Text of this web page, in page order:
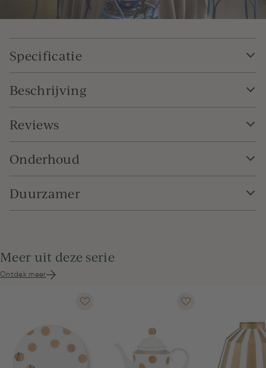
Specificatie
Beschrijving
Reviews
Onderhoud
Duurzamer
Meer uit deze serie
Ontdek meer